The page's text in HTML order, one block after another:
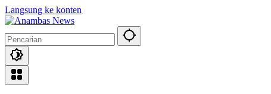
Langsung ke konten